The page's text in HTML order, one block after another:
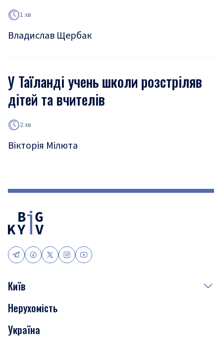
1 хв
Владислав Щербак
У Таїланді учень школи розстріляв
дітей та вчителів
2 хв
Вікторія Мілюта
Київ
Події
Скандали
Нерухомість
Україна